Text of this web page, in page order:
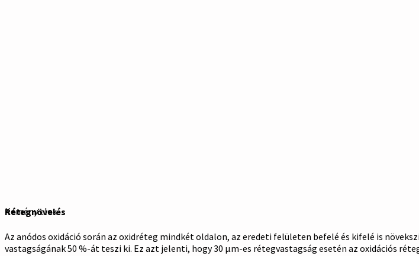
Kemény elox
Rétegnövelés
Az anódos oxidáció során az oxidréteg mindkét oldalon, az eredeti felületen befelé és kifelé is
vastagságának 50 %-át teszi ki. Ez azt jelenti, hogy 30 µm-es rétegvastagság esetén az oxidációs